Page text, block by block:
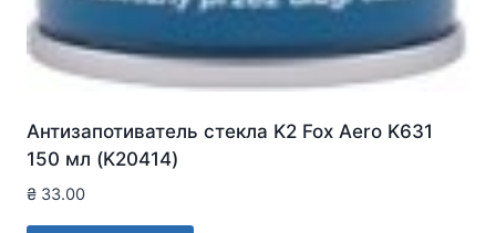
Антизапотиватель стекла K2 Fox Aero K631
150 мл (K20414)
₴ 33.00